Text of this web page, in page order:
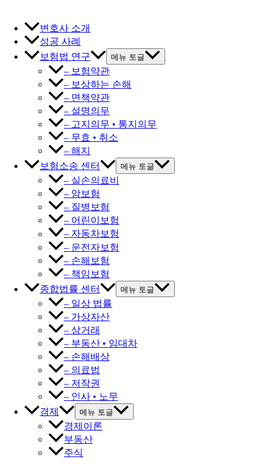
변호사 소개
성공 사례
보험법 연구
메뉴 토글
– 보험약관
– 보상하는 손해
– 면책약관
– 설명의무
– 고지의무 • 통지의무
– 무효 • 취소
– 해지
보험소송 센터
메뉴 토글
– 실손의료비
– 암보험
– 질병보험
– 어린이보험
– 자동차보험
– 운전자보험
– 손해보험
– 책임보험
종합법률 센터
메뉴 토글
– 일상 법률
– 가상자산
– 상거래
– 부동산 • 임대차
– 손해배상
– 의료법
– 저작권
– 인사 • 노무
경제
메뉴 토글
경제이론
부동산
주식